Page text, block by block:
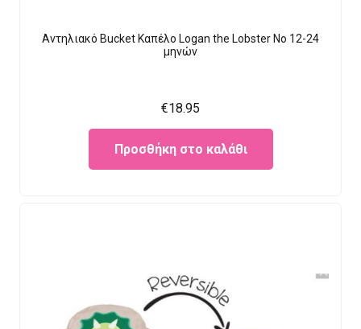
Αντηλιακό Bucket Καπέλο Logan the Lobster Νο 12-24
μηνών
€18.95
Προσθήκη στο καλάθι